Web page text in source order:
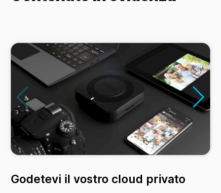
Godetevi il vostro cloud privato